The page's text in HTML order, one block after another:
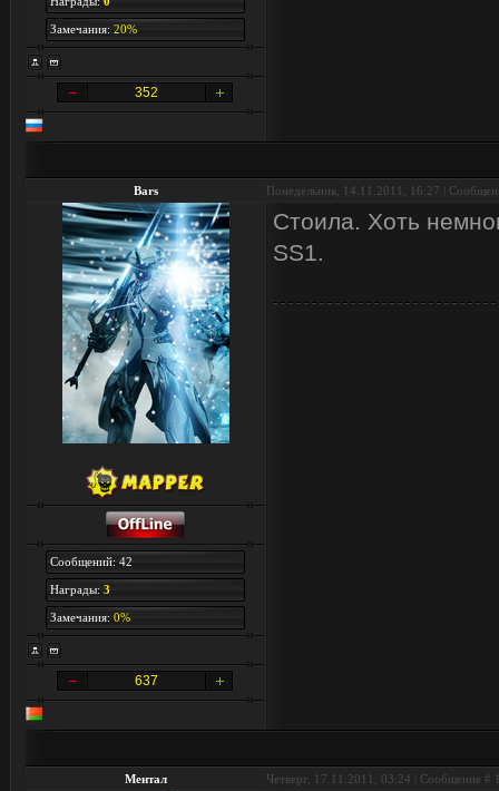
Замечания: 20%
352
Bars Понедельник, 14.11.2011, 16:27 |
Сообщений: 42
Награды: 3
Замечания: 0%
637
Стоила. Хоть
SS1.
Ментал Четверг, 17.11.2011, 03:24 | Сообщение #